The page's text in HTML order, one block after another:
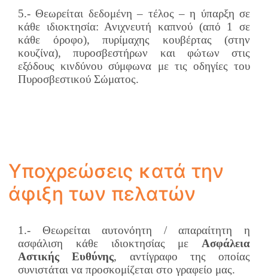
5.- Θεωρείται δεδομένη – τέλος – η ύπαρξη σε
κάθε ιδιοκτησία: Ανιχνευτή καπνού (από 1 σε
κάθε όροφο), πυρίμαχης κουβέρτας (στην
κουζίνα), πυροσβεστήρων και φώτων στις
εξόδους κινδύνου σύμφωνα με τις οδηγίες του
Πυροσβεστικού Σώματος.
Υποχρεώσεις κατά την
άφιξη των πελατών
1.- Θεωρείται αυτονόητη / απαραίτητη η
ασφάλιση κάθε ιδιοκτησίας με Ασφάλεια
Αστικής Ευθύνης, αντίγραφο της οποίας
συνιστάται να προσκομίζεται στο γραφείο μας.